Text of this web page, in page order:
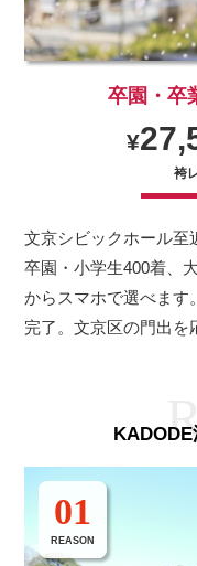
卒園・卒
¥
袴
文京シビックホール至
卒園・小学生400着、
からスマホで選べます
完了。文京区の門出を
01
REASON